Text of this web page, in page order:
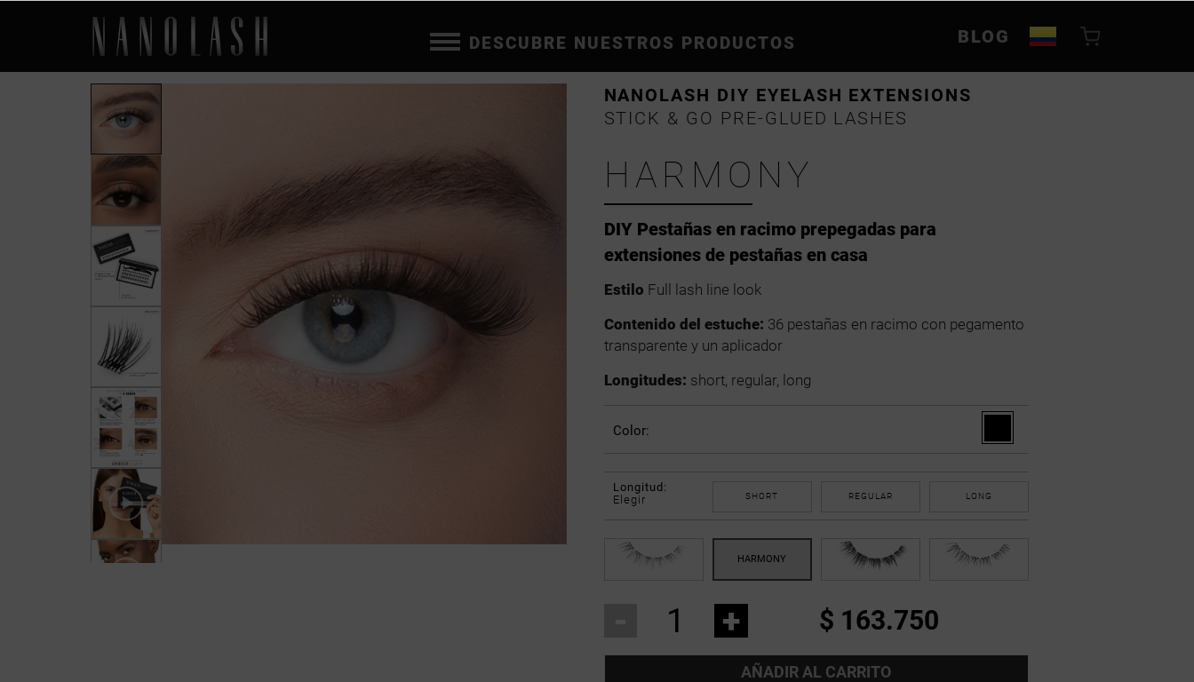
DESCUBRE NUESTROS PRODUCTOS BLOG
DIY Pestañas en racimo prepegadas para
extensiones de pestañas en casa
NANOLASH DIY EYELASH EXTENSIONS
STICK & GO PRE-GLUED LASHES
HARMONY
Estilo Full lash line look
Contenido del estuche: 36 pestañas en racimo con pegamento
transparente y un aplicador
Longitudes: short, regular, long
Color:
Longitud:
Elegir
SHORT REGULAR LONG
+ $ 163.750
AÑADIR AL CARRITO